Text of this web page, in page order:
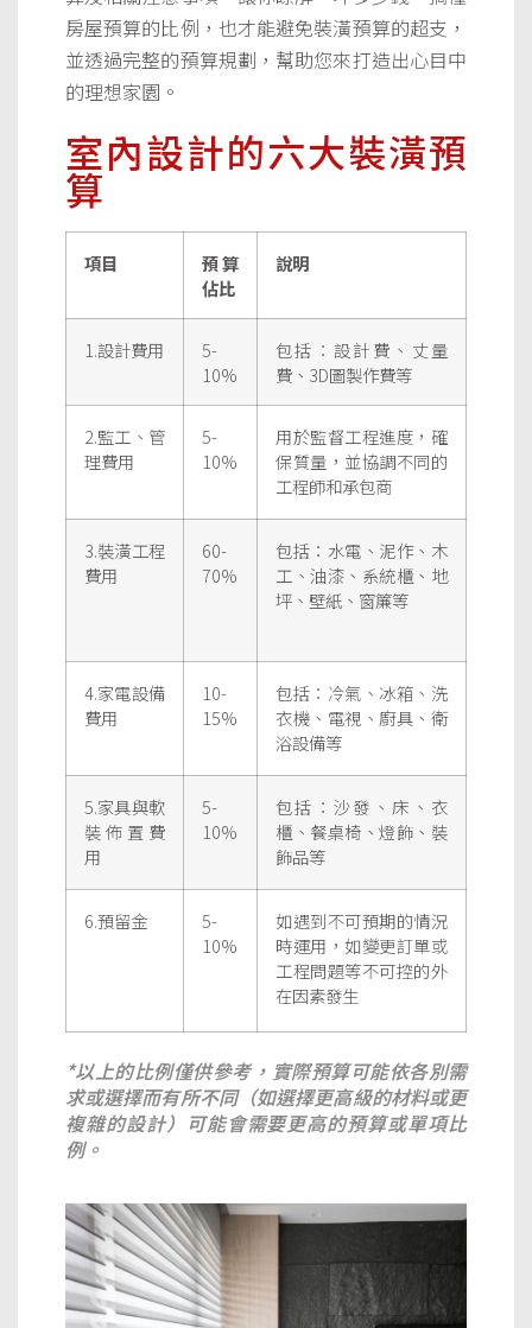
房屋預算的比例，也才能避免裝潢預算的超支，
並透過完整的預算規劃，幫助您來打造出心目中
的理想家園。
室內設計的六大裝潢預
算
項目
預算
佔比
說明
1.設計費用
5-
10%
包括：設計費、丈量
費、3D圖製作費等
2.監工、管
理費用
5-
10%
用於監督工程進度，確
保質量，並協調不同的
工程師和承包商
3.裝潢工程
費用
60-
70%
包括：水電、泥作、木
工、油漆、系統櫃、地
坪、壁紙、窗簾等
4.家電設備
費用
10-
15%
包括：冷氣、冰箱、洗
衣機、電視、廚具、衛
浴設備等
5.家具與軟
裝佈置費
用
5-
10%
包括：沙發、床、衣
櫃、餐桌椅、燈飾、裝
飾品等
6.預留金
5-
10%
如遇到不可預期的情況
時運用，如變更訂單或
工程問題等不可控的外
在因素發生
*以上的比例僅供參考，實際預算可能依各別需
求或選擇而有所不同（如選擇更高級的材料或更
複雜的設計）可能會需要更高的預算或單項比
例。